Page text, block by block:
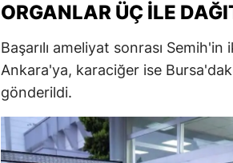
Muş
ORGANLAR ÜÇ İLE
Başarılı ameliyat sonrası
Ankara'ya, karaciğer ise
gönderildi.